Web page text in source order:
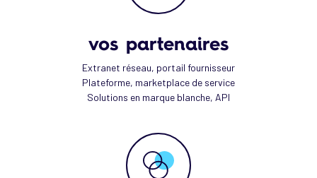
vos partenaires
Extranet réseau, portail fournisseur
Plateforme, marketplace de service
Solutions en marque blanche, API